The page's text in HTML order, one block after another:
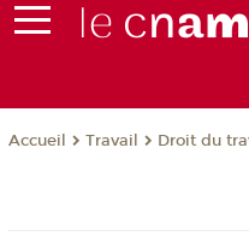
Accueil Travail Droit du